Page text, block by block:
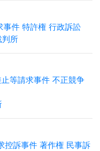
件 特許権 行政訴訟
判所
等請求事件 不正競争
控訴事件 著作権 民事訴